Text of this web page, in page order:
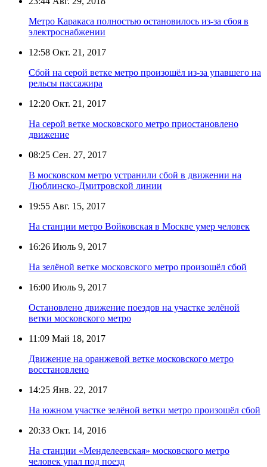
Метро Каракаса полностью остановилось из-за сбоя в
электроснабжении
12:58 Окт. 21, 2017
Сбой на серой ветке метро произошёл из-за упавшего на
рельсы пассажира
12:20 Окт. 21, 2017
На серой ветке московского метро приостановлено
движение
08:25 Сен. 27, 2017
В московском метро устранили сбой в движении на
Люблинско-Дмитровской линии
19:55 Авг. 15, 2017
На станции метро Войковская в Москве умер человек
16:26 Июль 9, 2017
На зелёной ветке московского метро произошёл сбой
16:00 Июль 9, 2017
Остановлено движение поездов на участке зелёной
ветки московского метро
11:09 Май 18, 2017
Движение на оранжевой ветке московского метро
восстановлено
14:25 Янв. 22, 2017
На южном участке зелёной ветки метро произошёл сбой
20:33 Окт. 14, 2016
На станции «Менделеевская» московского метро
человек упал под поезд